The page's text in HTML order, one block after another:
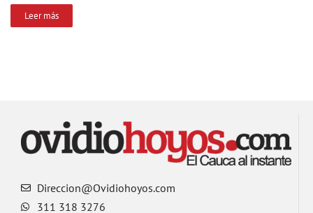
Leer más
Direccion@Ovidiohoyos.com
311 318 3276